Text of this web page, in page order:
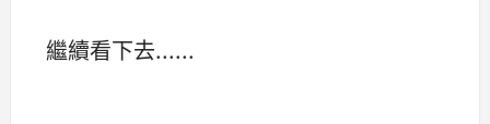
繼續看下去......